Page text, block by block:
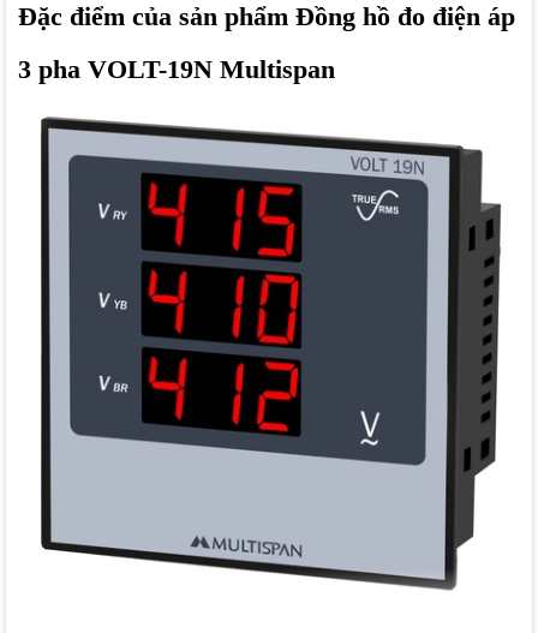
Đặc điểm của sản phẩm Đồng hồ đo điện áp
3 pha VOLT-19N Multispan